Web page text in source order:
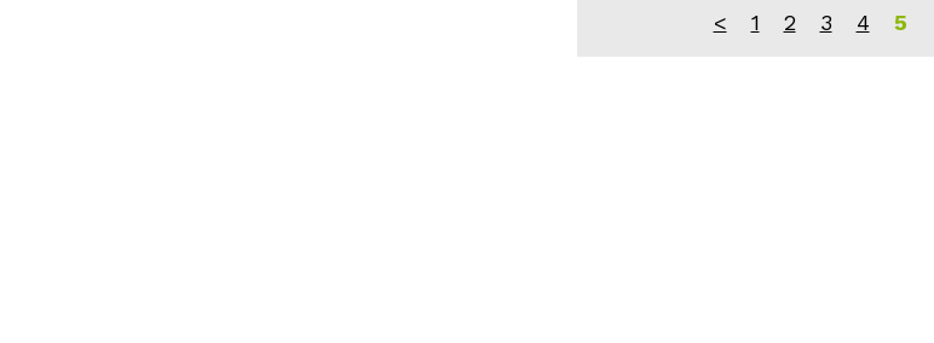
< 1 2 3 4 5